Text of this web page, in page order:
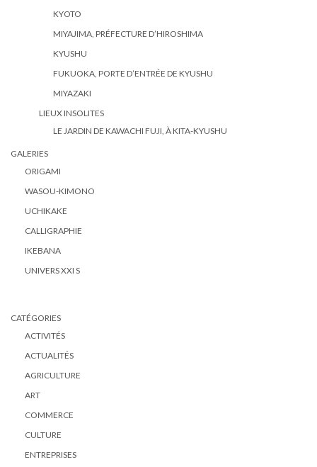
KYOTO
MIYAJIMA, PRÉFECTURE D’HIROSHIMA
KYUSHU
FUKUOKA, PORTE D’ENTRÉE DE KYUSHU
MIYAZAKI
LIEUX INSOLITES
LE JARDIN DE KAWACHI FUJI, À KITA-KYUSHU
GALERIES
ORIGAMI
WASOU-KIMONO
UCHIKAKE
CALLIGRAPHIE
IKEBANA
UNIVERS XXI S
CATÉGORIES
ACTIVITÉS
ACTUALITÉS
AGRICULTURE
ART
COMMERCE
CULTURE
ENTREPRISES